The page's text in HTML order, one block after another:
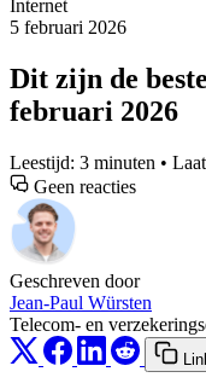
Internet
5 februari 2026
Dit zijn de
februari 2026
Leestijd: 3 minuten •
Geen reacties
Geschreven door
Jean-Paul Würsten
Telecom- en